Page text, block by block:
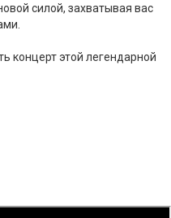
силой, захватывая вас
концерт этой легендарной